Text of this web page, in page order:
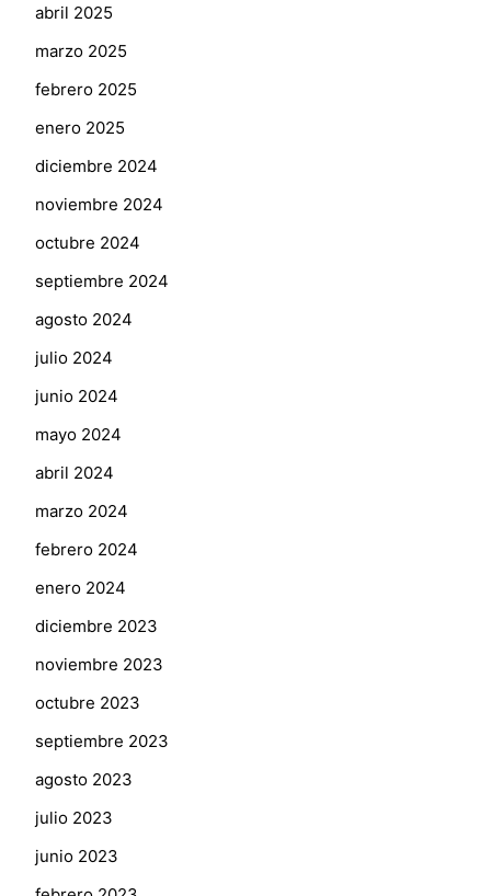
abril 2025
marzo 2025
febrero 2025
enero 2025
diciembre 2024
noviembre 2024
octubre 2024
septiembre 2024
agosto 2024
julio 2024
junio 2024
mayo 2024
abril 2024
marzo 2024
febrero 2024
enero 2024
diciembre 2023
noviembre 2023
octubre 2023
septiembre 2023
agosto 2023
julio 2023
junio 2023